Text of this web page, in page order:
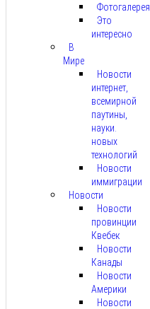
Фотогалерея
Это
интересно
В
Мире
Новости
интернет,
всемирной
паутины,
науки.
новых
технологий
Новости
иммиграции
Новости
Новости
провинции
Квебек
Новости
Канады
Новости
Америки
Новости